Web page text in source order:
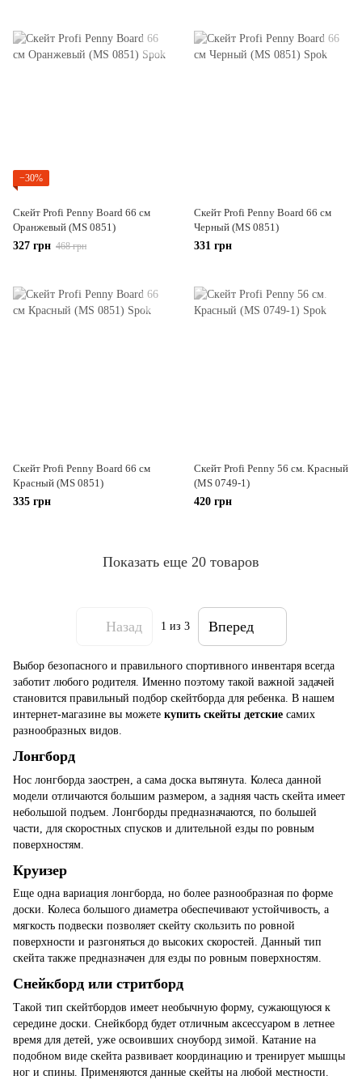
−30%
Скейт Profi Penny Board 66 см
Оранжевый (MS 0851)
327 грн 468 грн
Скейт Profi Penny Board 66 см
Черный (MS 0851)
331 грн
Скейт Profi Penny Board 66 см
Красный (MS 0851)
335 грн
Скейт Profi Penny 56 см. Красный
(MS 0749-1)
420 грн
Показать еще 20 товаров
Назад 1 из 3 Вперед
Выбор безопасного и правильного спортивного инвентаря всегда
заботит любого родителя. Именно поэтому такой важной задачей
становится правильный подбор скейтборда для ребенка. В нашем
интернет-магазине вы можете купить скейты детские самих
разнообразных видов.
Лонгборд
Нос лонгборда заострен, а сама доска вытянута. Колеса данной
модели отличаются большим размером, а задняя часть скейта имеет
небольшой подъем. Лонгборды предназначаются, по большей
части, для скоростных спусков и длительной езды по ровным
поверхностям.
Круизер
Еще одна вариация лонгборда, но более разнообразная по форме
доски. Колеса большого диаметра обеспечивают устойчивость, а
мягкость подвески позволяет скейту скользить по ровной
поверхности и разгоняться до высоких скоростей. Данный тип
скейта также предназначен для езды по ровным поверхностям.
Снейкборд или стритборд
Такой тип скейтбордов имеет необычную форму, сужающуюся к
середине доски. Снейкборд будет отличным аксессуаром в летнее
время для детей, уже освоивших сноуборд зимой. Катание на
подобном виде скейта развивает координацию и тренирует мышцы
ног и спины. Применяются данные скейты на любой местности.